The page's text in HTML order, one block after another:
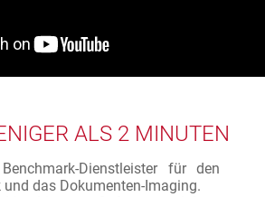
ALS 2 MINUTEN
Dienstleister für den
das Dokumenten-Imaging.